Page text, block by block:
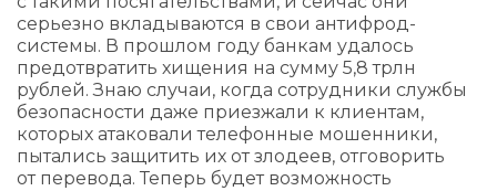
серьезно вкладываются в свои антифрод-
системы. В прошлом году банкам удалось
предотвратить хищения на сумму 5,8 трлн
рублей. Знаю случаи, когда сотрудники службы
безопасности даже приезжали к клиентам,
которых атаковали телефонные мошенники,
пытались защитить их от злодеев, отговорить
от перевода. Теперь будет возможность